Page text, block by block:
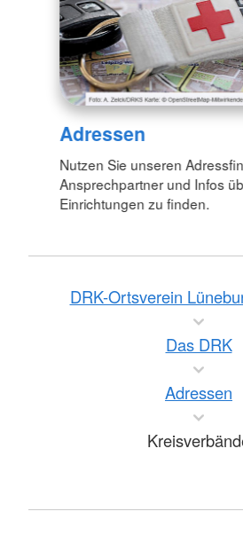
Adressen
Nutzen Sie unseren
Ansprechpartner und Infos
Einrichtungen zu finden.
DRK-Ortsverein
Das DRK
Adressen